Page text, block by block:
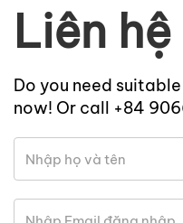
Liên
Do you need
now! Or call +84